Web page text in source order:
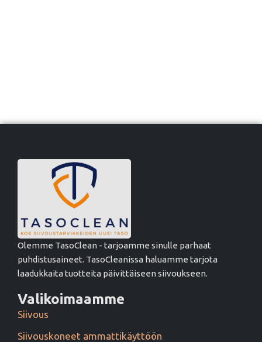
Olemme TasoClean - tarjoamme sinulle parhaat
puhdistusaineet. TasoCleanissa haluamme tarjota
laadukkaita tuotteita päivittäiseen siivoukseen.
Valikoimaamme
Siivous
Siivouskoneet ammattikäyttöön